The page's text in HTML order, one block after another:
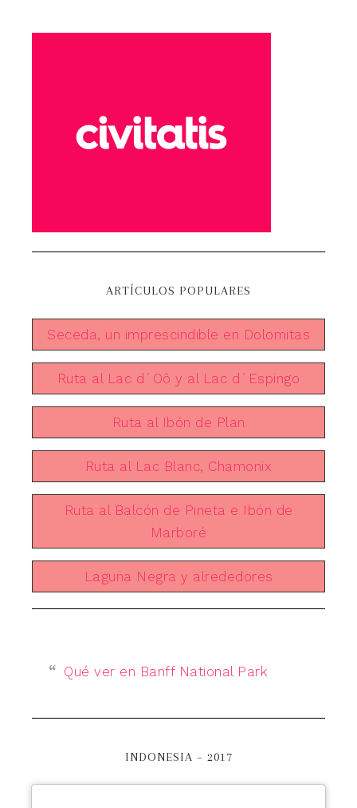
ARTÍCULOS POPULARES
Seceda, un imprescindible en Dolomitas
Ruta al Lac d´Oô y al Lac d´Espingo
Ruta al Ibón de Plan
Ruta al Lac Blanc, Chamonix
Ruta al Balcón de Pineta e Ibón de
Marboré
Laguna Negra y alrededores
Qué ver en Banff National Park
INDONESIA – 2017